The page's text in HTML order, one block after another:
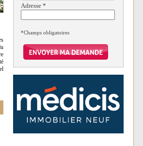
Adresse *
*Champs obligatoires